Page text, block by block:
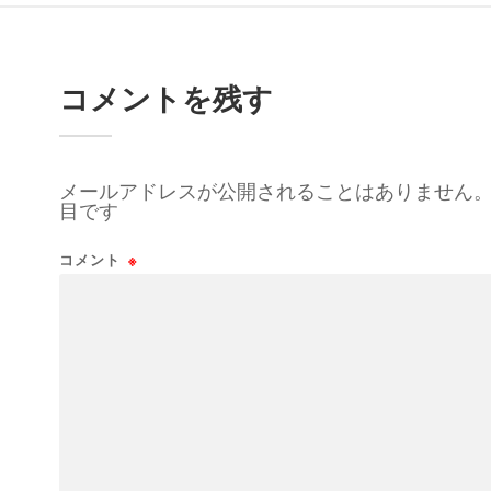
コメントを残す
メールアドレスが公開されることはありません
目です
コメント ※